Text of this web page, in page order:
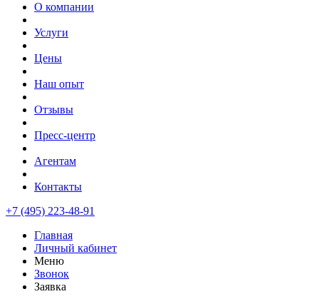
О компании
Услуги
Цены
Наш опыт
Отзывы
Пресс-центр
Агентам
Контакты
+7 (495) 223-48-91
Главная
Личный кабинет
Меню
Звонок
Заявка